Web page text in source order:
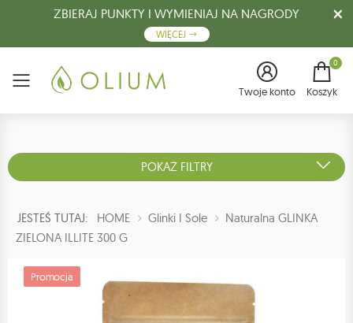
ZBIERAJ PUNKTY I WYMIENIAJ NA NAGRODY
WIĘCEJ
Menu Twoje konto
0
Koszyk
POKAŻ FILTRY
JESTEŚ TUTAJ: HOME Glinki I Sole
Naturalna GLINKA
ZIELONA ILLITE 300 G
Promocja